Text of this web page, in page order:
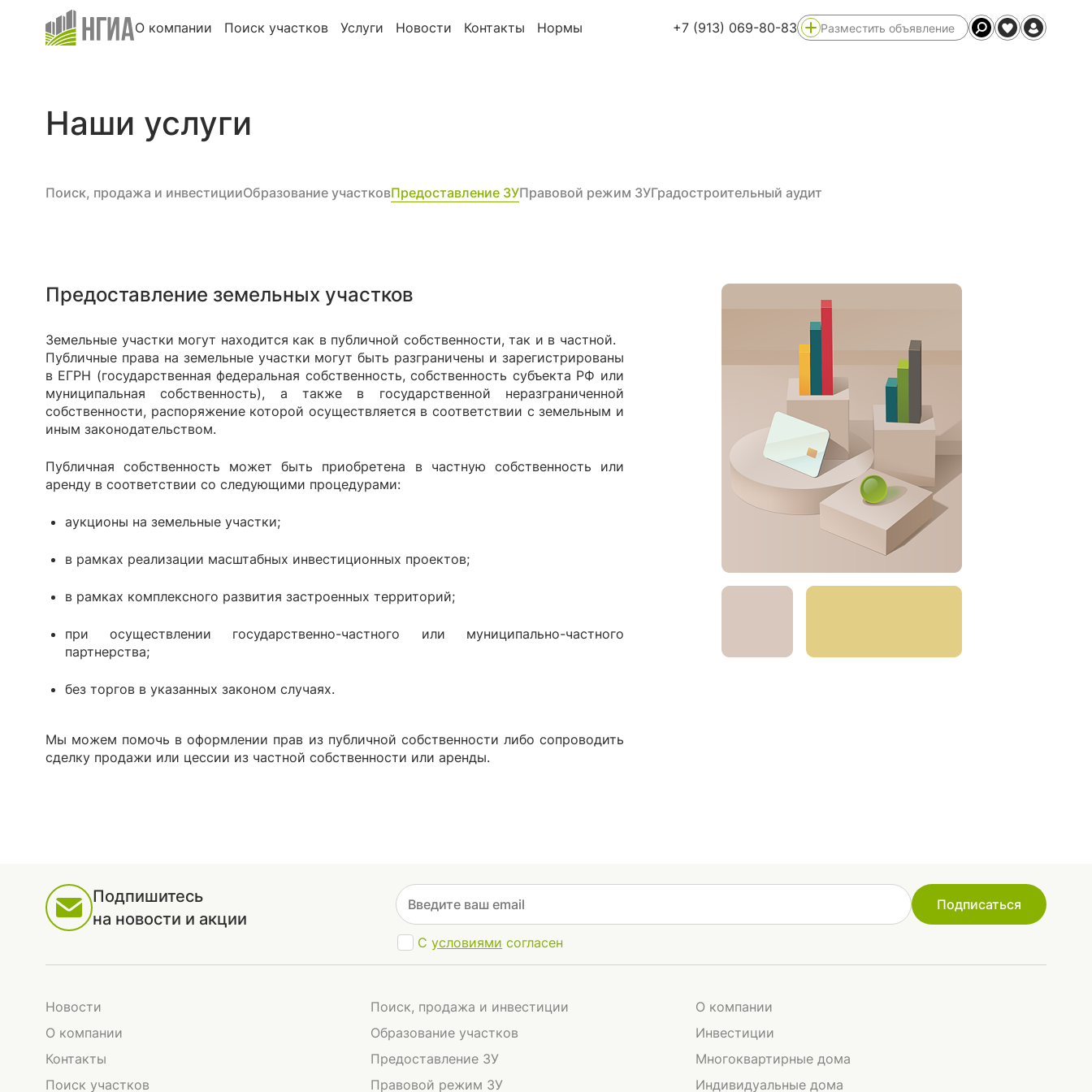
О компании Поиск участков Услуги Новости Контакты Нормы +7 (913) 069-80-83 Разместить объявление
Наши услуги
Поиск, продажа и инвестицииОбразование участковПредоставление ЗУПравовой режим ЗУГрадостроительный аудит
Предоставление земельных участков
Земельные участки могут находится как в публичной собственности, так и в частной.
Публичные права на земельные участки могут быть разграничены и зарегистрированы
в ЕГРН (государственная федеральная собственность, собственность субъекта РФ или
муниципальная собственность), а также в государственной неразграниченной
собственности, распоряжение которой осуществляется в соответствии с земельным и
иным законодательством.
Публичная собственность может быть приобретена в частную собственность или
аренду в соответствии со следующими процедурами:
аукционы на земельные участки;
в рамках реализации масштабных инвестиционных проектов;
в рамках комплексного развития застроенных территорий;
при осуществлении государственно-частного или муниципально-частного
партнерства;
без торгов в указанных законом случаях.
Мы можем помочь в оформлении прав из публичной собственности либо сопроводить
сделку продажи или цессии из частной собственности или аренды.
Подпишитесь
на новости и акции
Подписаться
Сусловиями согласен
Новости
О компании
Контакты
Поиск участков
Поиск, продажа и инвестиции
Образование участков
Предоставление ЗУ
Правовой режим ЗУ
О компании
Инвестиции
Многоквартирные дома
Индивидуальные дома